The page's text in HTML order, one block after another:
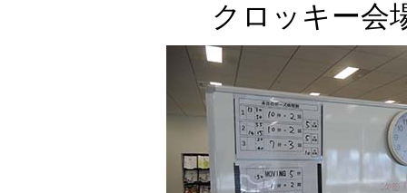
クロッキー会